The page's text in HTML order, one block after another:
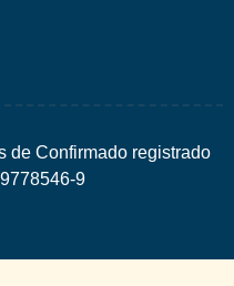
de Confirmado registrado
9